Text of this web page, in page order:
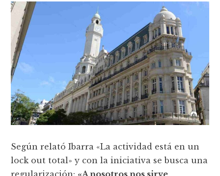
Según relató Ibarra «La actividad está en un
lock out total» y con la iniciativa se busca una
regularización: «A nosotros nos sirve